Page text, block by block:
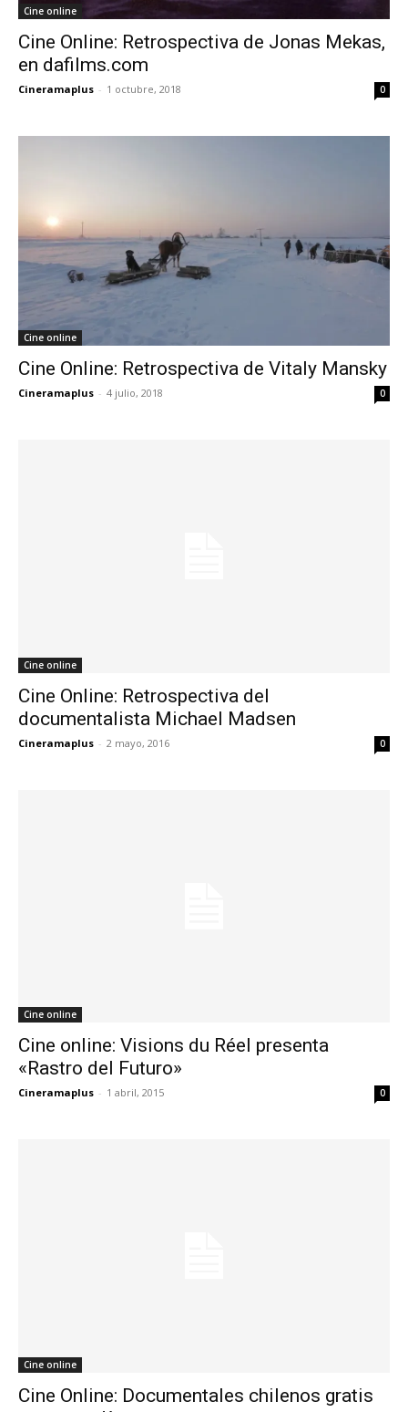
Cine online
Cine Online: Retrospectiva de Jonas Mekas,
en dafilms.com
Cineramaplus - 1 octubre, 2018 0
Cine online
Cine Online: Retrospectiva de Vitaly Mansky
Cineramaplus - 4 julio, 2018 0
Cine online
Cine Online: Retrospectiva del
documentalista Michael Madsen
Cineramaplus - 2 mayo, 2016 0
Cine online
Cine online: Visions du Réel presenta
«Rastro del Futuro»
Cineramaplus - 1 abril, 2015 0
Cine online
Cine Online: Documentales chilenos gratis